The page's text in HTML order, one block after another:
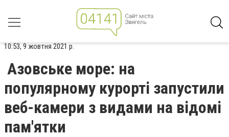
10:53, 9 жовтня 2021 р.
Азовське море: на
популярному курорті запустили
веб-камери з видами на відомі
пам'ятки